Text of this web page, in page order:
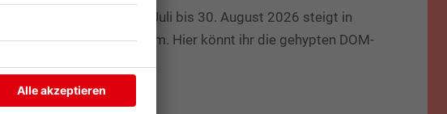
Alle einsteigen: Vom 24. Juli bis 30. August 2026 steigt in
Hamburg der Sommerdom. Hier könnt ihr die gehypten DOM-
mehr lesen